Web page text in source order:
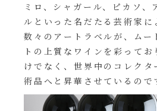
ミロ、シャガール、ピカソ、
ルといった名だたる芸術家に
数々のアートラベルが、ムー
トの上質なワインを彩ってお
けでなく、世界中のコレクタ
術品へと昇華させているので